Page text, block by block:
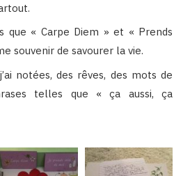
que « Carpe Diem » et « Prends
souvenir de savourer la vie.
notées, des rêves, des mots de
telles que « ça aussi, ça